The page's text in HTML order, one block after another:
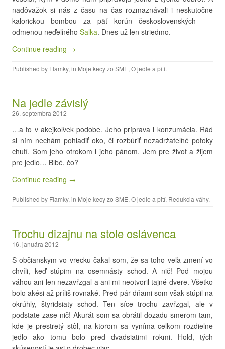
nadôvažok si nás z času na čas rozmaznávali i neskutočne
kalorickou bombou za päť korún československých –
odmenou neďeľného Salka. Dnes už len striedmo.
Continue reading →
Published by Flamky, in Moje kecy zo SME, O jedle a pití.
Na jedle závislý
26. septembra 2012
…a to v akejkoľvek podobe. Jeho príprava i konzumácia. Rád
si ním nechám pohladiť oko, či rozbúriť nezadržateľné potoky
chutí. Som jeho otrokom i jeho pánom. Jem pre život a žijem
pre jedlo… Blbé, čo?
Continue reading →
Published by Flamky, in Moje kecy zo SME, O jedle a pití, Redukcia váhy.
Trochu dizajnu na stole oslávenca
16. januára 2012
S občianskym vo vrecku čakal som, že sa toho veľa zmení vo
chvíli, keď stúpim na osemnásty schod. A nič! Pod mojou
váhou ani len nezavŕzgal a ani mi neotvoril tajné dvere. Všetko
bolo akési až príliš rovnaké. Pred pár dňami som však stúpil na
okrúhly, štyridsiaty schod. Ten síce trochu zavŕzgal, ale v
podstate zase nič! Akurát som sa obrátil dozadu smerom tam,
kde je prestretý stôl, na ktorom sa vyníma celkom rozdielne
jedlo ako tomu bolo pred dvadsiatimi rokmi. Hold, tých